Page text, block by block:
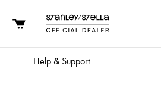
Help & Support